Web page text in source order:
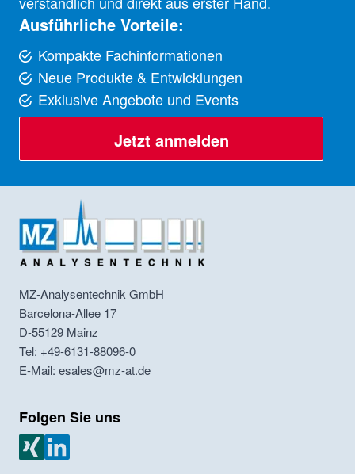
Ausführliche Vorteile:
Kompakte Fachinformationen
Neue Produkte & Entwicklungen
Exklusive Angebote und Events
Jetzt anmelden
MZ-Analysentechnik GmbH
Barcelona-Allee 17
D-55129 Mainz
Tel: +49-6131-88096-0
E-Mail: esales@mz-at.de
Folgen Sie uns
MZ Analysentechnik Xing
MZ Analysentechnik LinkedIn